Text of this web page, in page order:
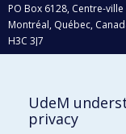
PO Box 6128, Centre-ville
Montréal, Québec,
H3C 3J7
Who does what?
UdeM
privacy